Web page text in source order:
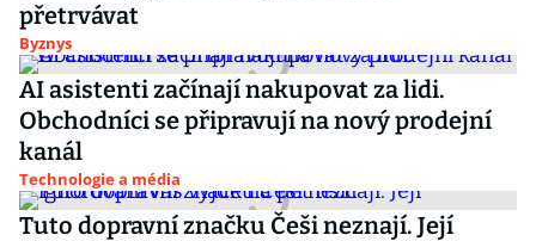
přetrvávat
Byznys
AI asistenti začínají nakupovat za lidi.
Obchodníci se připravují na nový prodejní
kanál
Technologie a média
Tuto dopravní značku Češi neznají. Její